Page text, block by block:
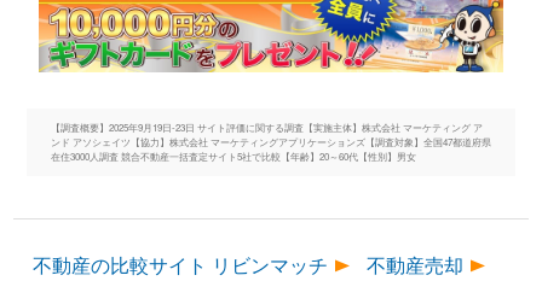
【調査概要】2025年9月19日-23日 サイト評価に関する調査【実施主体】株式会社 マーケティング ア
ンド アソシェイツ【協力】株式会社 マーケティングアプリケーションズ【調査対象】全国47都道府県
在住3000人調査 競合不動産一括査定サイト5社で比較【年齢】20～60代【性別】男女
不動産の比較サイト リビンマッチ
不動産売却